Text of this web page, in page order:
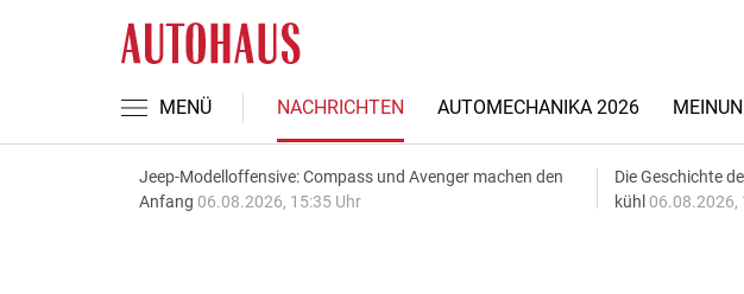
MENÜ NACHRICHTEN AUTOMECHANIKA 2026
Jeep-Modelloffensive: Compass und Avenger machen den
Anfang 06.08.2026, 15:35 Uhr
Die Geschichte
kühl 06.08.2026,